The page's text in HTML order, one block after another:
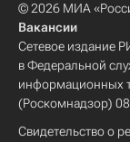
© 2026 МИА
Вакансии
Сетевое издание
в Федеральной
информационных
(Роскомнадзор)
Свидетельство о